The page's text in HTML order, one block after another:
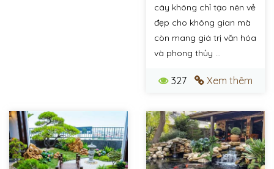
cây không chỉ tạo nên vẻ
đẹp cho không gian mà
còn mang giá trị văn hóa
và phong thủy ...
327 Xem thêm